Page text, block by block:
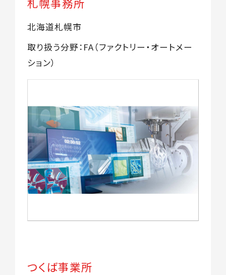
北海道札幌市
取り扱う分野：FA（ファクトリー・オートメー
ション）
つくば事業所